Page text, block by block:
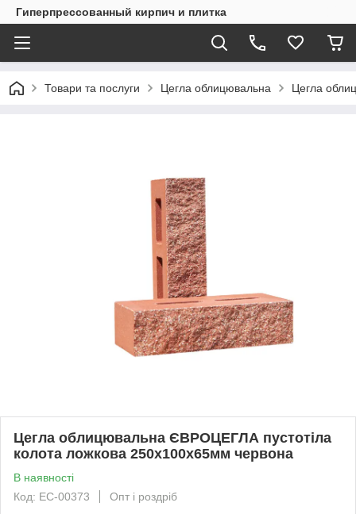
Гиперпрессованный кирпич и плитка
Товари та послуги Цегла облицювальна Цегла
Цегла облицювальна ЄВРОЦЕГЛА пустотіла
колота ложкова 250х100х65мм червона
В наявності
Код: EC-00373
Опт і роздріб